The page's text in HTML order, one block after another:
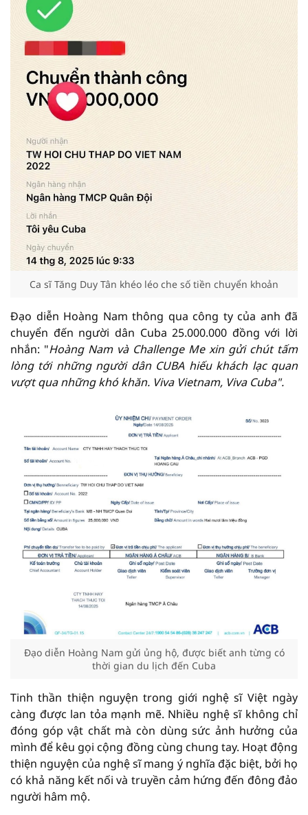
Ca sĩ Tăng Duy Tân khéo léo che số tiền chuyển khoản
Đạo diễn Hoàng Nam thông qua công ty của anh đã
chuyển đến người dân Cuba 25.000.000 đồng với lời
nhắn: "Hoàng Nam và Challenge Me xin gửi chút tấm
lòng tới những người dân CUBA hiếu khách lạc quan
vượt qua những khó khăn. Viva Vietnam, Viva Cuba".
Đạo diễn Hoàng Nam gửi ủng hộ, được biết anh từng có
thời gian du lịch đến Cuba
Tinh thần thiện nguyện trong giới nghệ sĩ Việt ngày
càng được lan tỏa mạnh mẽ. Nhiều nghệ sĩ không chỉ
đóng góp vật chất mà còn dùng sức ảnh hưởng của
mình để kêu gọi cộng đồng cùng chung tay. Hoạt động
thiện nguyện của nghệ sĩ mang ý nghĩa đặc biệt, bởi họ
có khả năng kết nối và truyền cảm hứng đến đông đảo
người hâm mộ.